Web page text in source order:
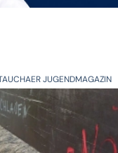
JUGENDMAGAZIN